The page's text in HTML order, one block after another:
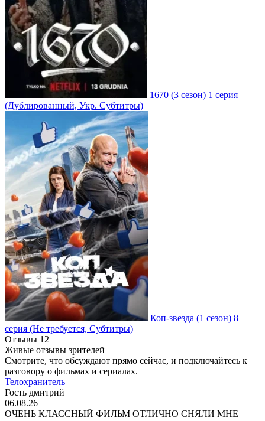
1670 (3 сезон) 1 серия
(Дублированный, Укр. Субтитры)
Коп-звезда (1 сезон) 8
серия (Не требуется, Субтитры)
Отзывы 12
Живые отзывы зрителей
Смотрите, что обсуждают прямо сейчас, и подключайтесь к
разговору о фильмах и сериалах.
Телохранитель
Гость дмитрий
06.08.26
ОЧЕНЬ КЛАССНЫЙ ФИЛЬМ ОТЛИЧНО СНЯЛИ МНЕ